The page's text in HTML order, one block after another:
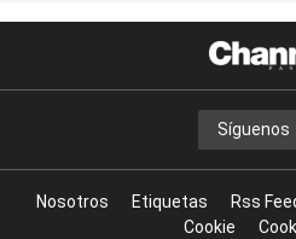
Síguenos
Nosotros Etiquetas Rss
Cookie